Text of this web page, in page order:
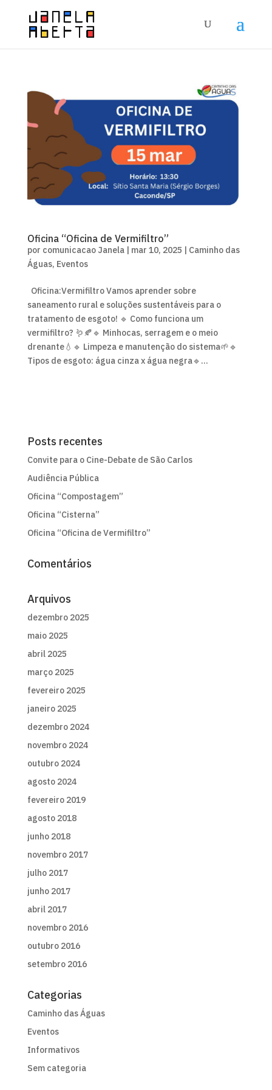
Oficina “Oficina de Vermifiltro”
por comunicacao Janela| mar 10, 2025 | Caminho das
Águas, Eventos
Oficina:Vermifiltro Vamos aprender sobre
saneamento rural e soluções sustentáveis para o
tratamento de esgoto! 🔹 Como funciona um
vermifiltro? 🪱🍂🔹 Minhocas, serragem e o meio
drenante💧🔹 Limpeza e manutenção do sistema🌱🔹
Tipos de esgoto: água cinza x água negra🔹...
Posts recentes
Convite para o Cine-Debate de São Carlos
Audiência Pública
Oficina “Compostagem”
Oficina “Cisterna”
Oficina “Oficina de Vermifiltro”
Comentários
Arquivos
dezembro 2025
maio 2025
abril 2025
março 2025
fevereiro 2025
janeiro 2025
dezembro 2024
novembro 2024
outubro 2024
agosto 2024
fevereiro 2019
agosto 2018
junho 2018
novembro 2017
julho 2017
junho 2017
abril 2017
novembro 2016
outubro 2016
setembro 2016
Categorias
Caminho das Águas
Eventos
Informativos
Sem categoria